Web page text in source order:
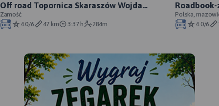
Off road Topornica Skaraszów Wojda
Czarnowodawoda Lipsko Topornica
Zamość
4.0/6
47 km 3:37 h 284m
Polska,
4.0/6